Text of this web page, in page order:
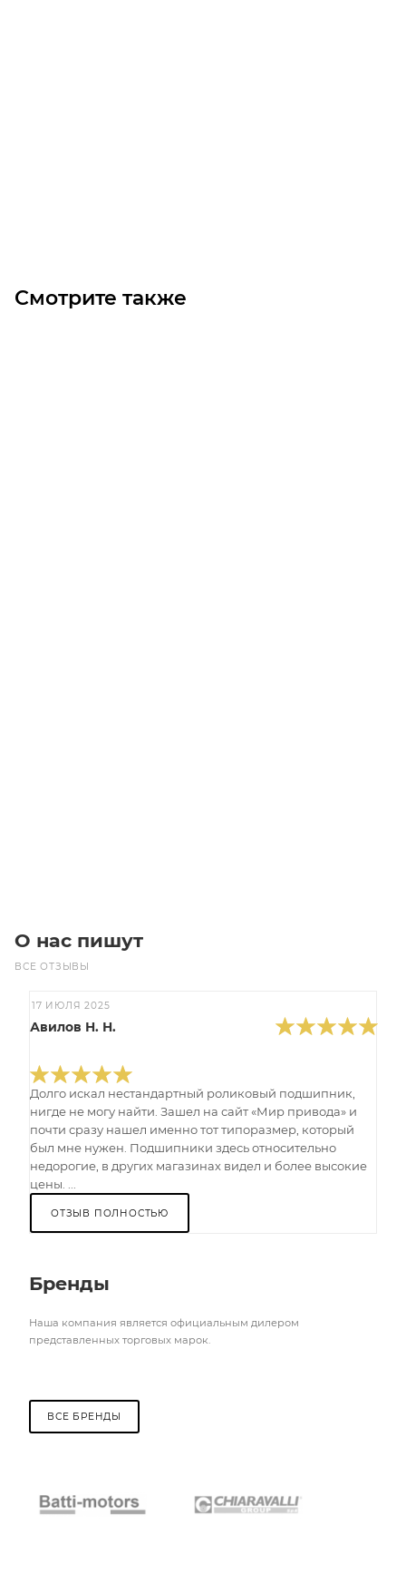
Смотрите также
О нас пишут
ВСЕ ОТЗЫВЫ
17 ИЮЛЯ 2025
Авилов Н. Н.
Долго искал нестандартный роликовый подшипник,
нигде не могу найти. Зашел на сайт «Мир привода» и
почти сразу нашел именно тот типоразмер, который
был мне нужен. Подшипники здесь относительно
недорогие, в других магазинах видел и более высокие
цены. ...
ОТЗЫВ ПОЛНОСТЬЮ
Бренды
Наша компания является официальным дилером
представленных торговых марок.
ВСЕ БРЕНДЫ